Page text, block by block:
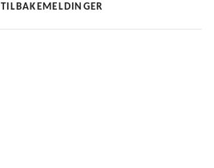
TILBAKEMELDINGER